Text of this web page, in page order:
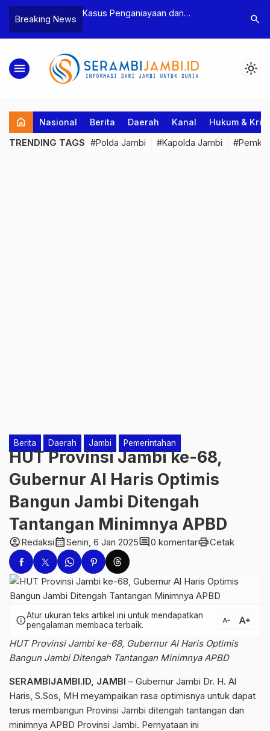
Breaking News
Ketua BPD, Polres
Dua Tersangka
Polres Tebo Ungkap Kasus
Dua Pelaku Pengeroyokan di Sumay
search
menu light_mode
home Nasional Berita Daerah Kanal Hukum &
TRENDING TAGS #Polda Jambi #Kapolda Jambi
Berita Daerah Jambi Pemerintahan
HUT Provinsi Jambi ke-68,
Gubernur Al Haris Optimis
Bangun Jambi Ditengah
Tantangan Minimnya APBD
account_circleRedaksicalendar_monthSenin, 6 Jan 2025comment0 komentarprintCetak
infoAtur ukuran teks artikel ini untuk mendapatkan
pengalaman membaca terbaik.
text_decrease text_increase
HUT Provinsi Jambi ke-68, Gubernur Al Haris Optimis
Bangun Jambi Ditengah Tantangan Minimnya APBD
SERAMBIJAMBI.ID, JAMBI – Gubernur Jambi Dr. H. Al
Haris, S.Sos, MH meyampaikan rasa optimisnya untuk dapat
terus membangun Provinsi Jambi ditengah tantangan dan
minimnya APBD Provinsi Jambi. Pernyataan ini